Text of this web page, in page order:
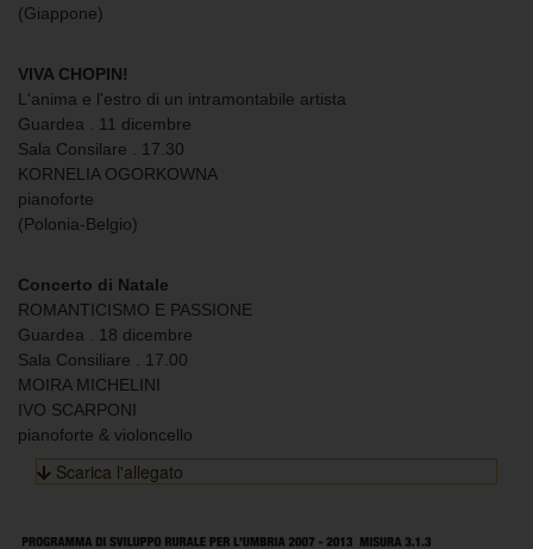
(Giappone)
VIVA CHOPIN!
L'anima e l'estro di un intramontabile artista
Guardea . 11 dicembre
Sala Consilare . 17.30
KORNELIA OGORKOWNA
pianoforte
(Polonia-Belgio)
Concerto di Natale
ROMANTICISMO E PASSIONE
Guardea . 18 dicembre
Sala Consiliare . 17.00
MOIRA MICHELINI
IVO SCARPONI
pianoforte & violoncello
Scarica l'allegato